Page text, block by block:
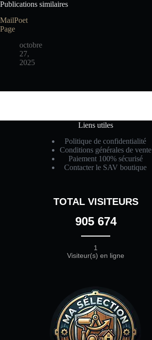
Publications similaires
MailPoet
Page
octobre
27,
2025
Liens utiles
Politique de confidentialité
Conditions générales de vente
Paiement 100% sécurisé
Contacter le SAV boutique
TOTAL VISITEURS
905 674
1
Visiteur(s) en ligne